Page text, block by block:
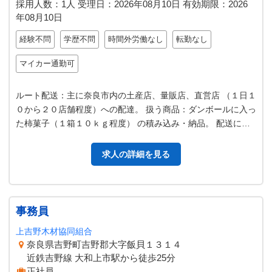
採用人数：1人 受理日： 2026年08月10日 有効期限： 2026
年08月10日
経験不問 学歴不問 時間外労働なし 転勤なし
マイカー通勤可
ルート配送：主に奈良市内の土産店、量販店、直営店 （１日１
０から２０店舗程度）への配達。 扱う商品：ダンボールに入っ
た柿菓子（１箱１０ｋｇ程度） の積み込み・納品。 配送に使
求人の詳細を見る
事務員
上吉野木材協同組合
奈良県吉野町吉野郡大字飯貝１３１４
近鉄吉野線 大和上市駅から徒歩25分